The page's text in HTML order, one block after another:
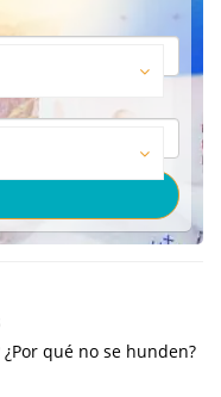
qué no se hunden?